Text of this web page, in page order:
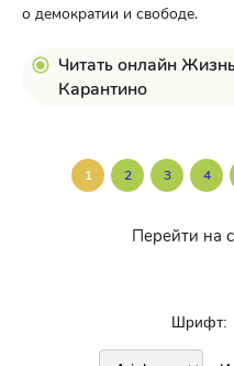
о демократии и свободе.
Читать онлайн
Карантино
1 2 3 4
Перейти на
Шрифт: